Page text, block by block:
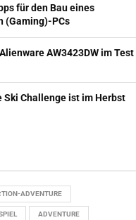
für den Bau eines
(Gaming)-PCs
Alienware AW3423DW im Test
Ski Challenge ist im Herbst
ADVENTURE
ADVENTURE